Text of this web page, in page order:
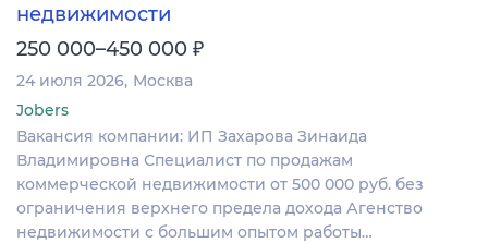
недвижимости
250 000–450 000 ₽
24 июля 2026 Москва
Jobers
Вакансия компании: ИП Захарова Зинаида
Владимировна Специалист по продажам
коммерческой недвижимости от 500 000 руб. без
ограничения верхнего предела дохода Агенство
недвижимости с большим опытом работы…